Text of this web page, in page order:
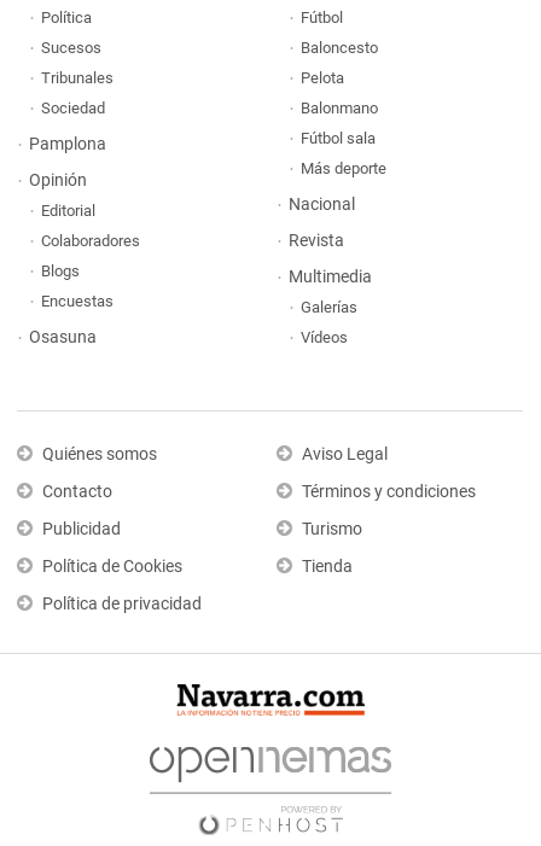
Política
Sucesos
Tribunales
Sociedad
Pamplona
Opinión
Editorial
Colaboradores
Blogs
Encuestas
Osasuna
Fútbol
Baloncesto
Pelota
Balonmano
Fútbol sala
Más deporte
Nacional
Revista
Multimedia
Galerías
Vídeos
Quiénes somos
Contacto
Publicidad
Política de Cookies
Política de privacidad
Aviso Legal
Términos y condiciones
Turismo
Tienda